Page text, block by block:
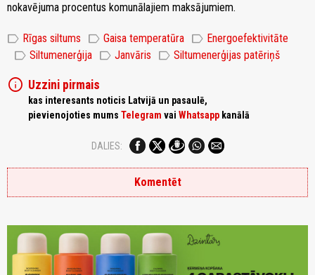
nokavējuma procentus komunālajiem maksājumiem.
label Rīgas siltums label Gaisa temperatūra label Energoefektivitāte
label Siltumenerģija label Janvāris label Siltumenerģijas patēriņš
info Uzzini pirmais
kas interesants noticis Latvijā un pasaulē,
pievienojoties mums Telegram vai Whatsapp kanālā
DALIES:
Komentēt